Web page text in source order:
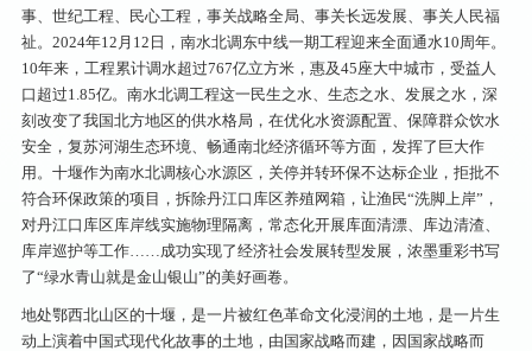
事、世纪工程、民心工程，事关战略全局、事关长远发展、事关人民福
祉。2024年12月12日，南水北调东中线一期工程迎来全面通水10周年。
10年来，工程累计调水超过767亿立方米，惠及45座大中城市，受益人
口超过1.85亿。南水北调工程这一民生之水、生态之水、发展之水，深
刻改变了我国北方地区的供水格局，在优化水资源配置、保障群众饮水
安全，复苏河湖生态环境、畅通南北经济循环等方面，发挥了巨大作
用。十堰作为南水北调核心水源区，关停并转环保不达标企业，拒批不
符合环保政策的项目，拆除丹江口库区养殖网箱，让渔民“洗脚上岸”，
对丹江口库区库岸线实施物理隔离，常态化开展库面清漂、库边清渣、
库岸巡护等工作……成功实现了经济社会发展转型发展，浓墨重彩书写
了“绿水青山就是金山银山”的美好画卷。
地处鄂西北山区的十堰，是一片被红色革命文化浸润的土地，是一片生
动上演着中国式现代化故事的土地，由国家战略而建，因国家战略而